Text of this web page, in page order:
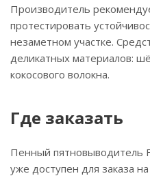
Производитель
протестировать
незаметном участке.
деликатных материалов:
кокосового волокна.
Где заказать
Пенный пятновыводитель
уже доступен для заказа